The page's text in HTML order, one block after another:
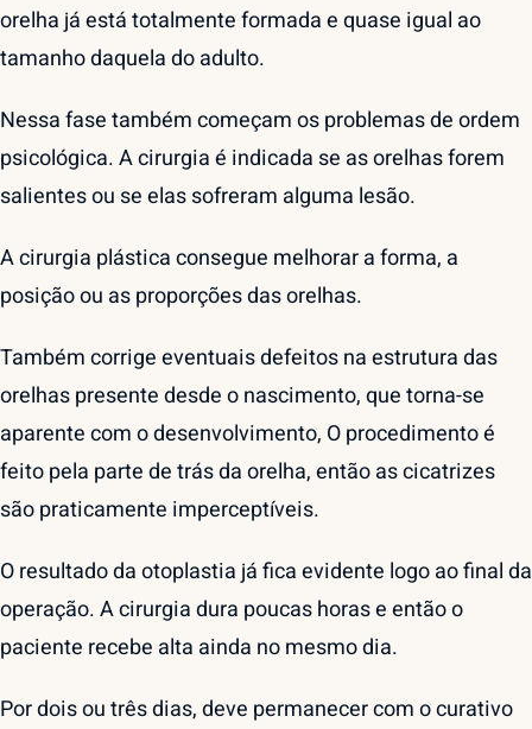
orelha já está totalmente formada e quase igual ao
tamanho daquela do adulto.
Nessa fase também começam os problemas de ordem
psicológica. A cirurgia é indicada se as orelhas forem
salientes ou se elas sofreram alguma lesão.
A cirurgia plástica consegue melhorar a forma, a
posição ou as proporções das orelhas.
Também corrige eventuais defeitos na estrutura das
orelhas presente desde o nascimento, que torna-se
aparente com o desenvolvimento, O procedimento é
feito pela parte de trás da orelha, então as cicatrizes
são praticamente imperceptíveis.
O resultado da otoplastia já fica evidente logo ao final da
operação. A cirurgia dura poucas horas e então o
paciente recebe alta ainda no mesmo dia.
Por dois ou três dias, deve permanecer com o curativo